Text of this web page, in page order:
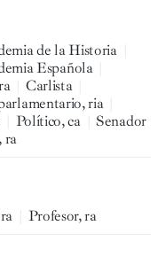
de la Historia
Española
Carlista
ria
Político, ca
Senador
ra
Profesor, ra